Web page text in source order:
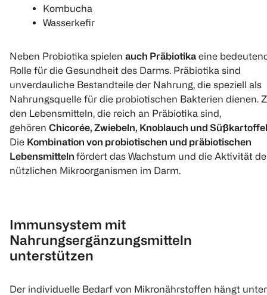
Kichererbsen
€ 1,79
7,46/kg Abtr.G.
Quantity: 1
Kombucha
Wasserkefir
Neben Probiotika spielen auch Präbiotika eine
Rolle für die Gesundheit des Darms. Präbiotika sind
unverdauliche Bestandteile der Nahrung, die speziell als
Nahrungsquelle für die probiotischen Bakterien dienen.
den Lebensmitteln, die reich an Präbiotika sind,
gehören Chicorée, Zwiebeln, Knoblauch und
Die Kombination von probiotischen und präbiotischen
Lebensmitteln fördert das Wachstum und die Aktivität
nützlichen Mikroorganismen im Darm.
Immunsystem mit
Nahrungsergänzungsmitteln
unterstützen
Der individuelle Bedarf von Mikronährstoffen hängt unter